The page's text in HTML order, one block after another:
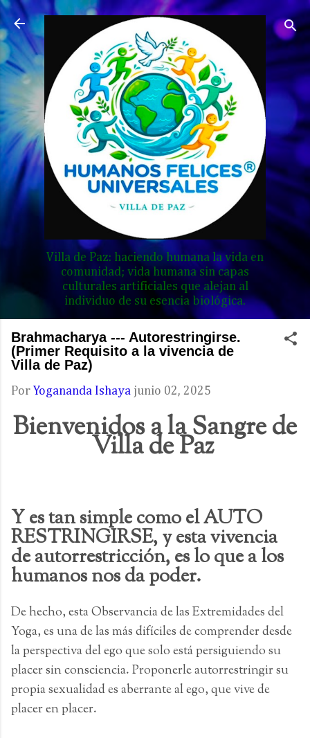
Ir al contenido principal
Villa de Paz: haciendo humana la vida en
comunidad; vida humana sin capas
culturales artificiales que alejan al
individuo de su esencia biológica.
Brahmacharya --- Autorestringirse.
(Primer Requisito a la vivencia de
Villa de Paz)
Por Yogananda Ishaya junio 02, 2025
Bienvenidos a la Sangre de
Villa de Paz
Y es tan simple como el AUTO
RESTRINGIRSE, y esta vivencia
de autorrestricción, es lo que a los
humanos nos da poder.
De hecho, esta Observancia de las Extremidades del
Yoga, es una de las más difíciles de comprender desde
la perspectiva del ego que solo está persiguiendo su
placer sin consciencia. Proponerle autorrestringir su
propia sexualidad es aberrante al ego, que vive de
placer en placer.